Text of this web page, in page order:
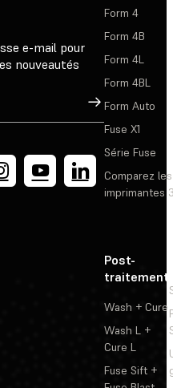
e-mail pour
nouveautés
Inscription
Form 4
Form 4B
Form 4L
Form 4BL
Form Auto
Fuse X1
Série Fuse
Comparez les
imprimantes
Post-
traitement
Wash + Cure
Wash L +
Cure L
Fuse Sift +